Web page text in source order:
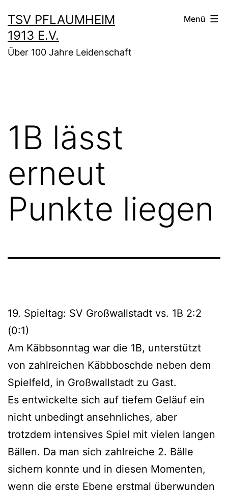
Inhalt
springen
TSV PFLAUMHEIM
1913 E.V.
Über 100 Jahre Leidenschaft
Menü
1B lässt
erneut
Punkte liegen
19. Spieltag: SV Großwallstadt vs. 1B 2:2
(0:1)
Am Käbbsonntag war die 1B, unterstützt
von zahlreichen Käbbboschde neben dem
Spielfeld, in Großwallstadt zu Gast.
Es entwickelte sich auf tiefem Geläuf ein
nicht unbedingt ansehnliches, aber
trotzdem intensives Spiel mit vielen langen
Bällen. Da man sich zahlreiche 2. Bälle
sichern konnte und in diesen Momenten,
wenn die erste Ebene erstmal überwunden